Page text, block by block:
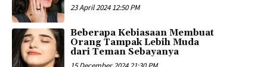
23 April 2024 12:50 PM
Beberapa Kebiasaan Membuat
Orang Tampak Lebih Muda
dari Teman Sebayanya